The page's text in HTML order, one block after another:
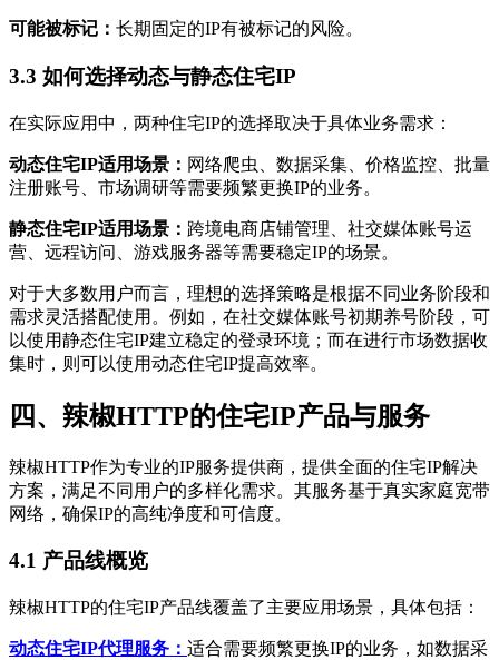
可能被标记： 长期固定的IP有被标记的风险。
3.3 如何选择动态与静态住宅IP
在实际应用中，两种住宅IP的选择取决于具体业务需求：
动态住宅IP适用场景： 网络爬虫、数据采集、价格监控、批量
注册账号、市场调研等需要频繁更换IP的业务。
静态住宅IP适用场景： 跨境电商店铺管理、社交媒体账号运
营、远程访问、游戏服务器等需要稳定IP的场景。
对于大多数用户而言，理想的选择策略是根据不同业务阶段和
需求灵活搭配使用。例如，在社交媒体账号初期养号阶段，可
以使用静态住宅IP建立稳定的登录环境；而在进行市场数据收
集时，则可以使用动态住宅IP提高效率。
四、辣椒HTTP的住宅IP产品与服务
辣椒HTTP作为专业的IP服务提供商，提供全面的住宅IP解决
方案，满足不同用户的多样化需求。其服务基于真实家庭宽带
网络，确保IP的高纯净度和可信度。
4.1 产品线概览
辣椒HTTP的住宅IP产品线覆盖了主要应用场景，具体包括：
动态住宅IP代理服务： 适合需要频繁更换IP的业务，如数据采